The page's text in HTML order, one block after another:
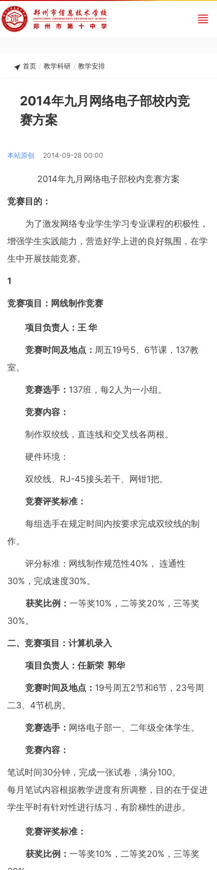
首页 / 教学科研 / 教学安排
2014年九月网络电子部校内竞
赛方案
本站原创 2014-09-28 00:00
2014年九月网络电子部校内竞赛方案
竞赛目的：
为了激发网络专业学生学习专业课程的积极性，
增强学生实践能力，营造好学上进的良好氛围，在学
生中开展技能竞赛。
1
竞赛项目： 网线制作竞赛
项目负责人：王 华
竞赛时间及地点： 周五19号5、6节课，137教
室。
竞赛选手： 137班，每2人为一小组。
竞赛内容：
制作双绞线，直连线和交叉线各两根。
硬件环境：
双绞线、RJ-45接头若干、网钳1把。
竞赛评奖标准：
每组选手在规定时间内按要求完成双绞线的制
作。
评分标准：网线制作规范性40%， 连通性
30%，完成速度30%。
获奖比例： 一等奖10%，二等奖20%，三等奖
30%。
二、竞赛项目：计算机录入
项目负责人：任新荣 郭华
竞赛时间及地点： 19号周五2节和6节，23号周
二3、4节机房。
竞赛选手： 网络电子部一、二年级全体学生。
竞赛内容：
笔试时间30分钟，完成一张试卷，满分100。
每月笔试内容根据教学进度有所调整，目的在于促进
学生平时有针对性进行练习，有阶梯性的进步。
竞赛评奖标准：
获奖比例： 一等奖10%，二等奖20%，三等奖